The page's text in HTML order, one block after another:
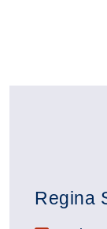
Regina